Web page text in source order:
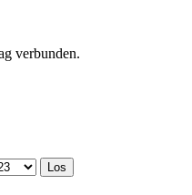
verbunden.